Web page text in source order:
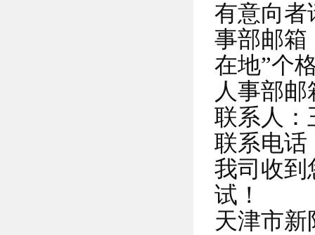
有意向者
事部邮箱
在地”个
人事部邮
联系人：
联系电话
我司收到
试！
天津市